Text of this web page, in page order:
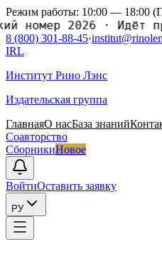
Режим работы: 10:00 — 18:00
2026·Идёт
8 (800) 301-88-45·
IRL
Институт Рино Лэнс
Издательская группа
ГлавнаяО насБаза знаний
Соавторство
СборникиНовое
ВойтиОставить заявку
РУ